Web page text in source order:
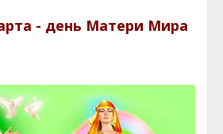
- день Матери Мира